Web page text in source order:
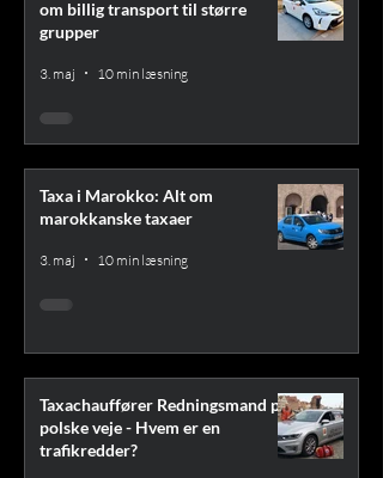
om billig transport til større
grupper
3. maj 10 min læsning
Taxa i Marokko: Alt om
marokkanske taxaer
3. maj 10 min læsning
Taxachauffører Redningsmand på
polske veje - Hvem er en
trafikredder?